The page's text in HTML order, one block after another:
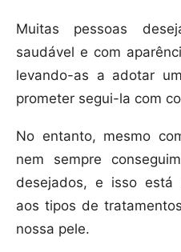
Muitas pessoas
saudável e com
levando-as a adotar
prometer segui-la com
No entanto, mesmo
nem sempre
desejados, e isso está
aos tipos de
nossa pele.